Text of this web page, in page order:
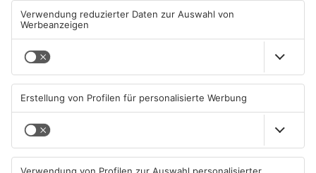
Rentner überschlägt sich bei
Autounfall
MILTENBERG
Gemeindewaldes soll erfasst
werden